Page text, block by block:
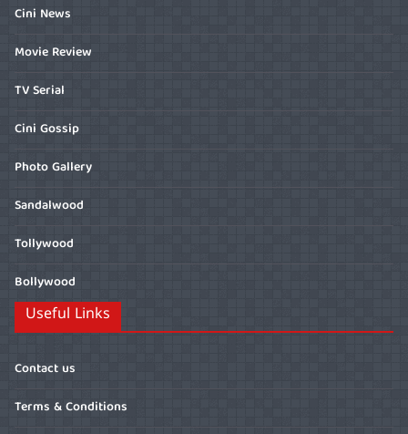
Cini News
Movie Review
TV Serial
Cini Gossip
Photo Gallery
Sandalwood
Tollywood
Bollywood
Useful Links
Contact us
Terms & Conditions